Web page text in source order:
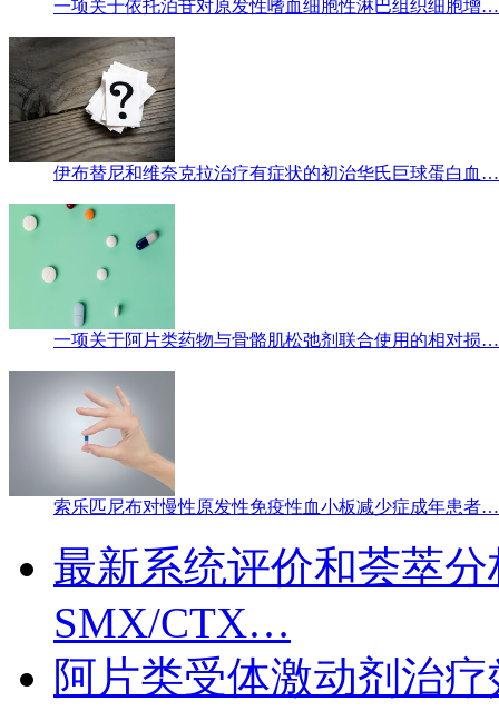
一项关于依托泊苷对原发性嗜血细胞性淋巴组织细胞增…
伊布替尼和维奈克拉治疗有症状的初治华氏巨球蛋白血…
一项关于阿片类药物与骨骼肌松弛剂联合使用的相对损…
索乐匹尼布对慢性原发性免疫性血小板减少症成年患者…
最新系统评价和荟萃
SMX/CTX…
阿片类受体激动剂治